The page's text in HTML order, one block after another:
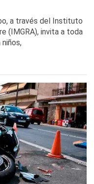
a través del Instituto
(IMGRA), invita a toda